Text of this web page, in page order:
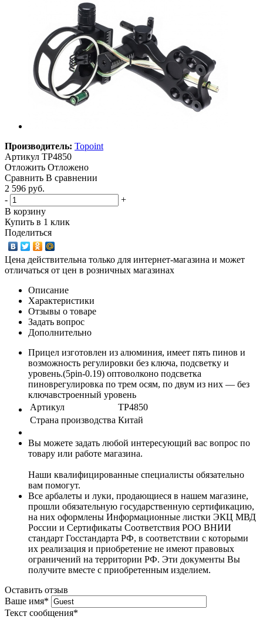
Производитель: Topoint
Артикул TP4850
Отложить Отложено
Сравнить В сравнении
2 596 руб.
-
+
В корзину
Купить в 1 клик
Поделиться
Цена действительна только для интернет-магазина и может
отличаться от цен в розничных магазинах
Описание
Характеристики
Отзывы о товаре
Задать вопрос
Дополнительно
Прицел изготовлен из алюминия, имеет пять пинов и
возможность регулировки без ключа, подсветку и
уровень.(5pin-0.19) оптоволконо подсветка
пиноврегулировка по трем осям, по двум из них — без
ключавстроенный уровень
Артикул
TP4850
Страна производства Китай
Вы можете задать любой интересующий вас вопрос по
товару или работе магазина.
Наши квалифицированные специалисты обязательно
вам помогут.
Все арбалеты и луки, продающиеся в нашем магазине,
прошли обязательную государственную сертификацию,
на них оформлены Информационные листки ЭКЦ МВД
России и Сертификаты Соответствия РОО ВНИИ
стандарт Госстандарта РФ, в соответствии с которыми
их реализация и приобретение не имеют правовых
ограничений на территории РФ. Эти документы Вы
получите вместе с приобретенным изделием.
Оставить отзыв
Ваше имя*
Текст сообщения*